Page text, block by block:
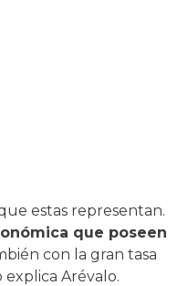
estas representan.
que poseen
con la gran tasa
Arévalo.